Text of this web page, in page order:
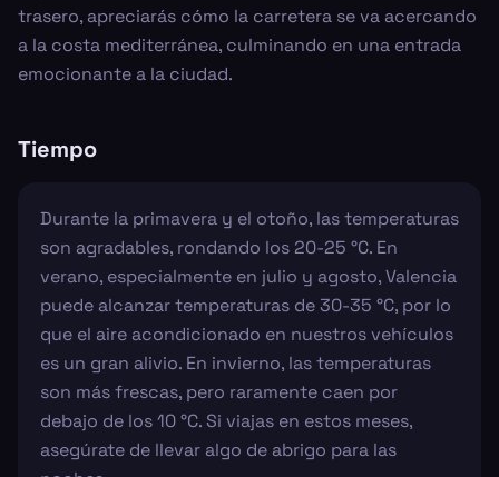
trasero, apreciarás cómo la carretera se va acercando
a la costa mediterránea, culminando en una entrada
emocionante a la ciudad.
Tiempo
Durante la primavera y el otoño, las temperaturas
son agradables, rondando los 20-25 °C. En
verano, especialmente en julio y agosto, Valencia
puede alcanzar temperaturas de 30-35 °C, por lo
que el aire acondicionado en nuestros vehículos
es un gran alivio. En invierno, las temperaturas
son más frescas, pero raramente caen por
debajo de los 10 °C. Si viajas en estos meses,
asegúrate de llevar algo de abrigo para las